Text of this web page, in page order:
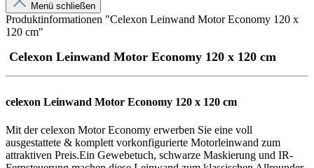
Menü schließen
Produktinformationen "Celexon Leinwand Motor Economy 120 x
120 cm"
Celexon Leinwand Motor Economy 120 x 120 cm
celexon Leinwand Motor Economy 120 x 120 cm
Mit der celexon Motor Economy erwerben Sie eine voll
ausgestattete & komplett vorkonfigurierte Motorleinwand zum
attraktiven Preis.Ein Gewebetuch, schwarze Maskierung und IR-